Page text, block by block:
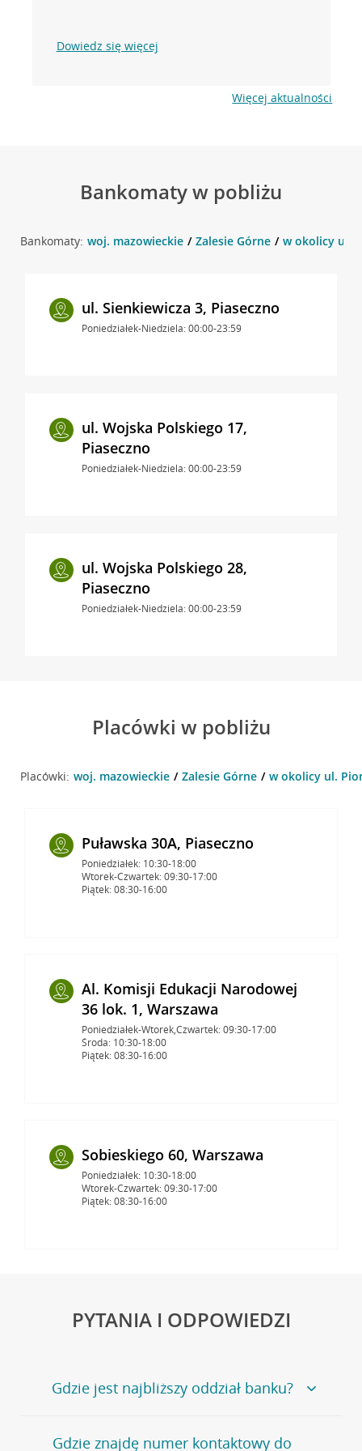
Dowiedz się więcej
Więcej aktualności
Bankomaty w pobliżu
Bankomaty: woj. mazowieckie Zalesie Górne w okolicy ul.
ul. Sienkiewicza 3, Piaseczno
Poniedziałek-Niedziela: 00:00-23:59
ul. Wojska Polskiego 17,
Piaseczno
Poniedziałek-Niedziela: 00:00-23:59
ul. Wojska Polskiego 28,
Piaseczno
Poniedziałek-Niedziela: 00:00-23:59
Placówki w pobliżu
Placówki: woj. mazowieckie Zalesie Górne w okolicy ul.
Puławska 30A, Piaseczno
Poniedziałek: 10:30-18:00
Wtorek-Czwartek: 09:30-17:00
Piątek: 08:30-16:00
Al. Komisji Edukacji Narodowej
36 lok. 1, Warszawa
Poniedziałek-Wtorek,Czwartek: 09:30-17:00
Środa: 10:30-18:00
Piątek: 08:30-16:00
Sobieskiego 60, Warszawa
Poniedziałek: 10:30-18:00
Wtorek-Czwartek: 09:30-17:00
Piątek: 08:30-16:00
PYTANIA I ODPOWIEDZI
Gdzie jest najbliższy oddział banku?
Jeśli szukasz oddziału naszego banku, zapraszamy na
Gdzie znajdę numer kontaktowy do